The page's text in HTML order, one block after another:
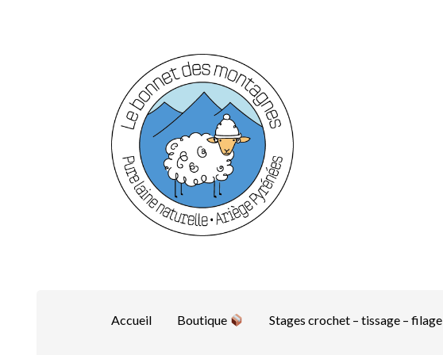
la
navigation
contenu
Accueil Boutique Stages crochet – tissage – filage